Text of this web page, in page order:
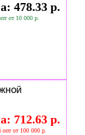
478.33 р.
от 10 000 р.
712.63 р.
от 100 000 р.